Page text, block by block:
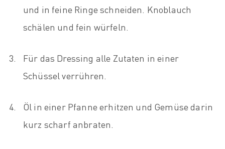
und in feine Ringe schneiden. Knoblauch
schälen und fein würfeln.
Für das Dressing alle Zutaten in einer
Schüssel verrühren.
Öl in einer Pfanne erhitzen und Gemüse darin
kurz scharf anbraten.